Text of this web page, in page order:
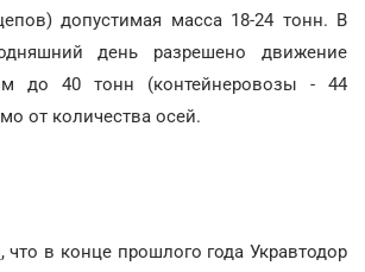
допустимая масса 18-24 тонн. В
день разрешено движение
до 40 тонн (контейнеровозы - 44
от количества осей.
, что в конце прошлого года Укравтодор